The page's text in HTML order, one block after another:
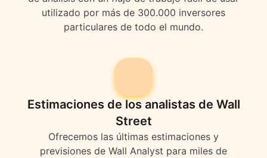
utilizado por más de 300.000 inversores
particulares de todo el mundo.
Estimaciones de los analistas de Wall
Street
Ofrecemos las últimas estimaciones y
previsiones de Wall Analyst para miles de